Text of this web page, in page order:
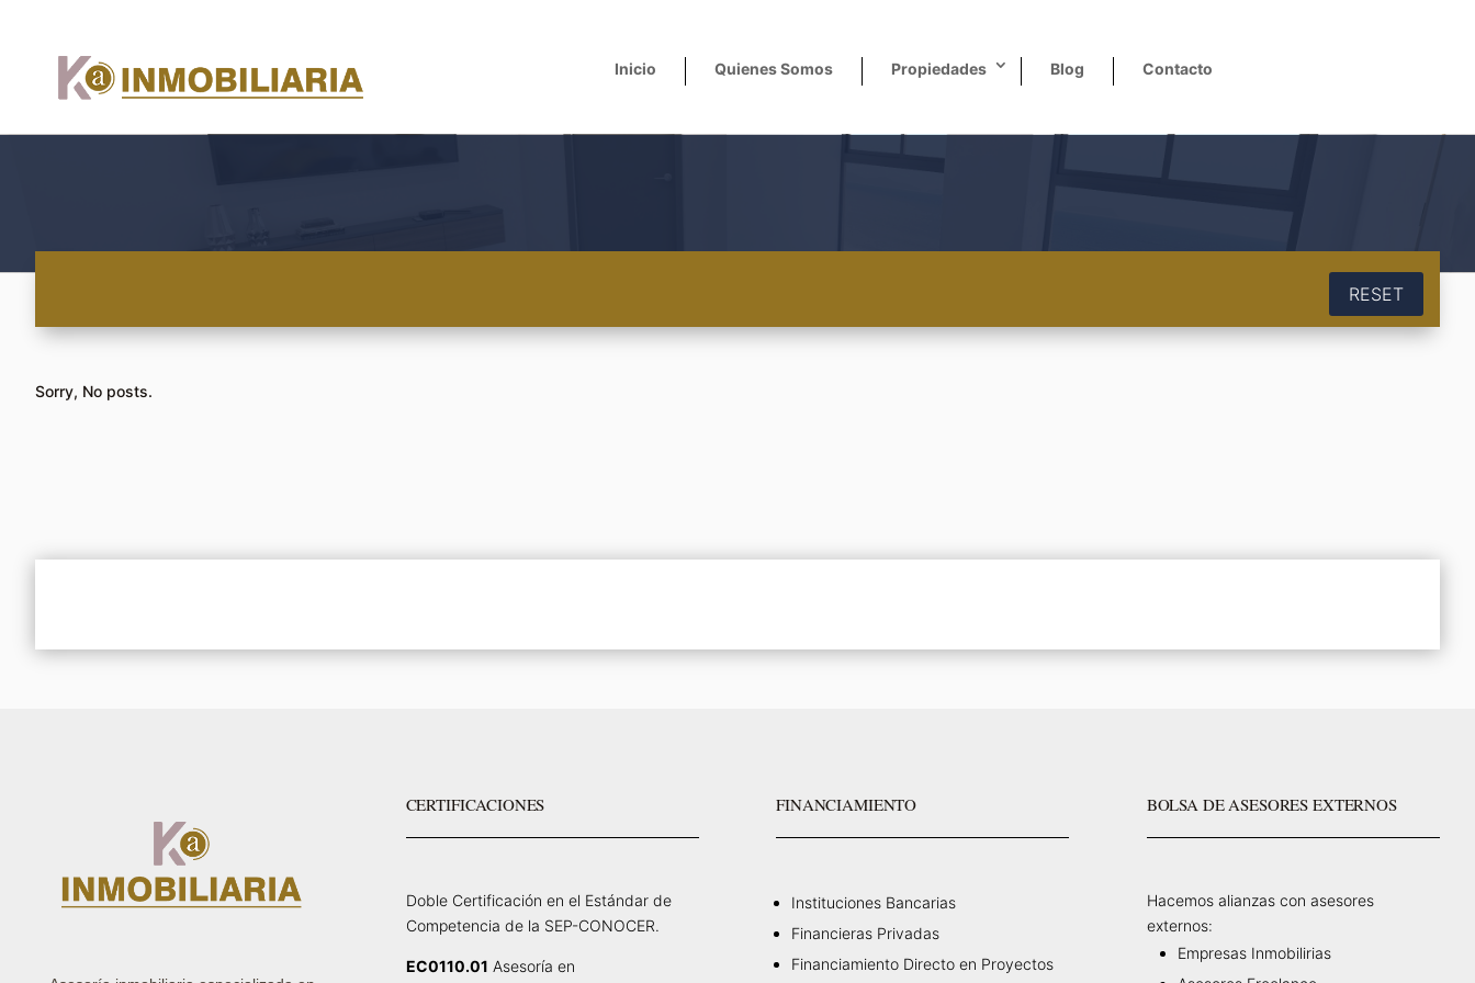
Inicio Quienes Somos Propiedades Blog Contacto
RESET
Sorry, No posts.
CERTIFICACIONES
Doble Certificación en el Estándar de
Competencia de la SEP-CONOCER.
EC0110.01 Asesoría en
FINANCIAMIENTO
Instituciones Bancarias
Financieras Privadas
Financiamiento Directo en Proyectos
BOLSA DE ASESORES EXTERNOS
Hacemos alianzas con asesores
externos:
Empresas Inmobilirias